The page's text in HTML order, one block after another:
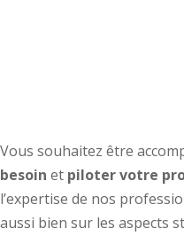
Vous souhaitez être
besoin et piloter votre
l’expertise de nos
aussi bien sur les aspects